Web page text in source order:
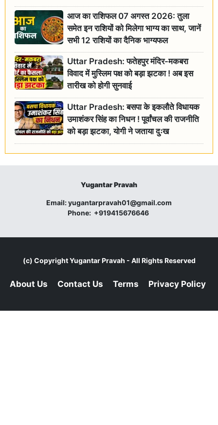
आज का राशिफल 07 अगस्त 2026: तुला
समेत इन राशियों को मिलेगा भाग्य का साथ, जानें
सभी 12 राशियों का दैनिक भाग्यफल
Uttar Pradesh: फतेहपुर मंदिर-मकबरा
विवाद में मुस्लिम पक्ष को बड़ा झटका ! अब इस
तारीख को होगी सुनवाई
Uttar Pradesh: बसपा के इकलौते विधायक
उमाशंकर सिंह का निधन ! पूर्वांचल की राजनीति
को बड़ा झटका, योगी ने जताया दुःख
Yugantar Pravah
Email:yugantarpravah01@gmail.com
Phone: +919415676646
(c) CopyrightYugantar Pravah - All Rights Reserved
About Us Contact Us Terms Privacy Policy